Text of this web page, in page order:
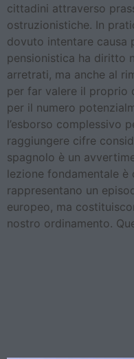
cittadini attraverso
ostruzionistiche. In
dovuto intentare causa
pensionistica ha diritto
arretrati, ma anche al
per far valere il proprio
per il numero
l’esborso complessivo
raggiungere cifre
spagnolo è un
lezione fondamentale è
rappresentano un
europeo, ma
nostro ordinamento.